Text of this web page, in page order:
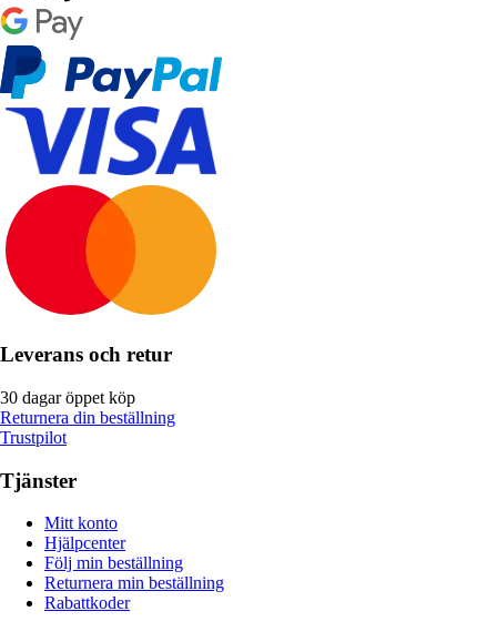
Leverans och retur
30 dagar öppet köp
Returnera din beställning
Trustpilot
Tjänster
Mitt konto
Hjälpcenter
Följ min beställning
Returnera min beställning
Rabattkoder